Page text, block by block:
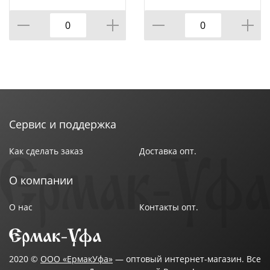
1/9
Сервис и поддержка
Как сделать заказ Доставка опт.
О компании
О нас Контакты опт.
2020 © ООО «ЕрмакУфа» — оптовый интернет-магазин. Все